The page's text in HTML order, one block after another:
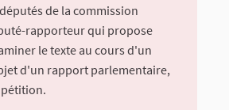
de la commission
rapporteur qui propose
le texte au cours d'un
d'un rapport parlementaire,